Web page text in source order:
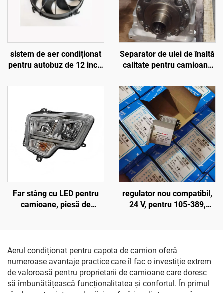
sistem de aer condiționat
pentru autobuz de 12 inch,
pale curbate
Separator de ulei de înaltă
calitate pentru camioane
60059-01, separator de
ulei Carrier Transicold
Xarios 300/350/Viento 300
Far stâng cu LED pentru
camioane, piesă de
regulator nou compatibil,
24 V, pentru 105-389,
Aerul condiționat pentru capota de camion oferă
numeroase avantaje practice care îl fac o investiție extrem
de valoroasă pentru proprietarii de camioane care doresc
să îmbunătățească funcționalitatea și confortul. În primul